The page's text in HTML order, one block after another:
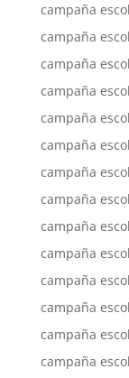
campaña
campaña
campaña
campaña
campaña
campaña
campaña
campaña
campaña
campaña
campaña
campaña
campaña
campaña